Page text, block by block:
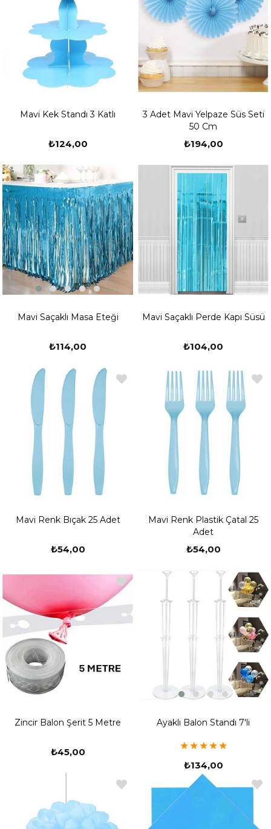
Mavi Kek Standı 3 Katlı
₺124,00
3 Adet Mavi Yelpaze Süs Seti
50 Cm
₺194,00
Mavi Saçaklı Masa Eteği
₺114,00
Mavi Saçaklı Perde Kapı Süsü
₺104,00
Mavi Renk Bıçak 25 Adet
₺54,00
Mavi Renk Plastik Çatal 25
Adet
₺54,00
Zincir Balon Şerit 5 Metre
₺45,00
Ayaklı Balon Standı 7'li
★★★★★
₺134,00